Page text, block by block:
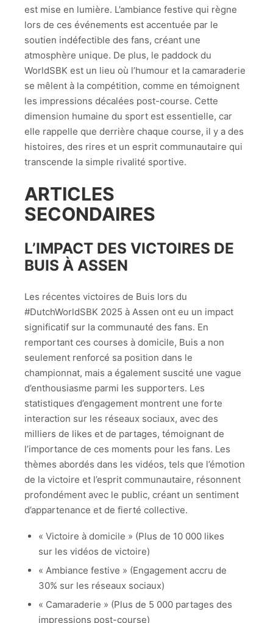
est mise en lumière. L’ambiance festive qui règne
lors de ces événements est accentuée par le
soutien indéfectible des fans, créant une
atmosphère unique. De plus, le paddock du
WorldSBK est un lieu où l’humour et la camaraderie
se mêlent à la compétition, comme en témoignent
les impressions décalées post-course. Cette
dimension humaine du sport est essentielle, car
elle rappelle que derrière chaque course, il y a des
histoires, des rires et un esprit communautaire qui
transcende la simple rivalité sportive.
ARTICLES
SECONDAIRES
L’IMPACT DES VICTOIRES DE
BUIS À ASSEN
Les récentes victoires de Buis lors du
#DutchWorldSBK 2025 à Assen ont eu un impact
significatif sur la communauté des fans. En
remportant ces courses à domicile, Buis a non
seulement renforcé sa position dans le
championnat, mais a également suscité une vague
d’enthousiasme parmi les supporters. Les
statistiques d’engagement montrent une forte
interaction sur les réseaux sociaux, avec des
milliers de likes et de partages, témoignant de
l’importance de ces moments pour les fans. Les
thèmes abordés dans les vidéos, tels que l’émotion
de la victoire et l’esprit communautaire, résonnent
profondément avec le public, créant un sentiment
d’appartenance et de fierté collective.
« Victoire à domicile » (Plus de 10 000 likes
sur les vidéos de victoire)
« Ambiance festive » (Engagement accru de
30% sur les réseaux sociaux)
« Camaraderie » (Plus de 5 000 partages des
impressions post-course)